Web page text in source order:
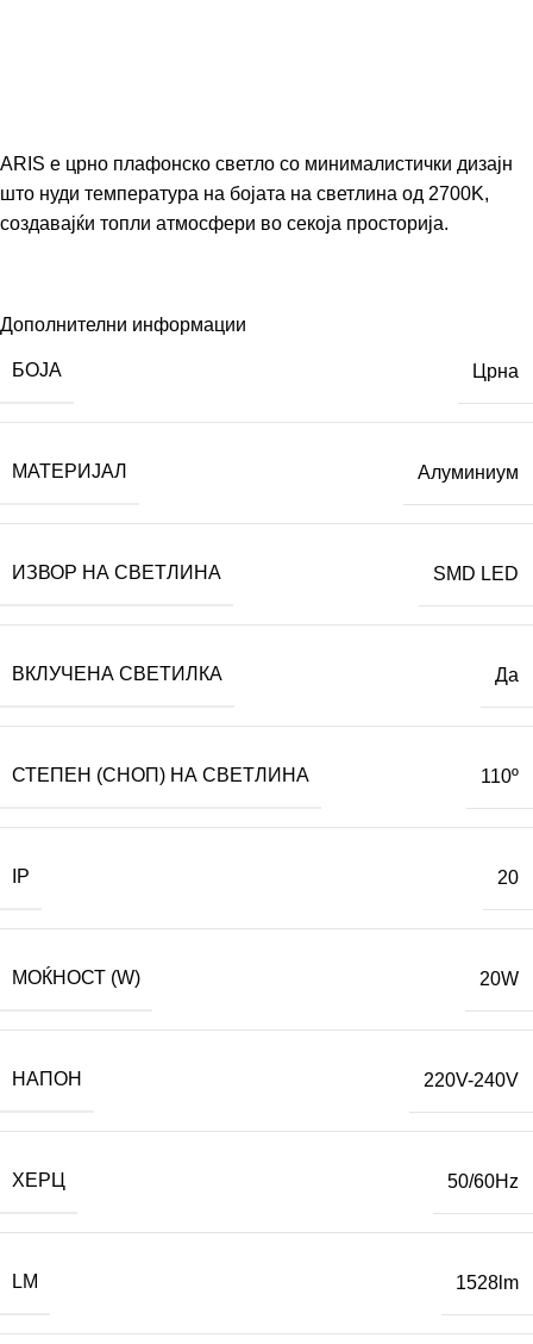
ARIS е црно плафонско светло со минималистички дизајн
што нуди температура на бојата на светлина од 2700K,
создавајќи топли атмосфери во секоја просторија.
Дополнителни информации
БОЈА Црна
МАТЕРИЈАЛ Алуминиум
ИЗВОР НА СВЕТЛИНА SMD LED
ВКЛУЧЕНА СВЕТИЛКА Да
СТЕПЕН (СНОП) НА СВЕТЛИНА 110º
IP 20
МОЌНОСТ (W) 20W
НАПОН 220V-240V
ХЕРЦ 50/60Hz
LM 1528lm